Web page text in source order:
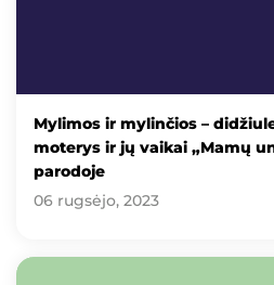
Mylimos ir mylinčios –
moterys ir jų vaikai „Mamų
parodoje
06 rugsėjo, 2023